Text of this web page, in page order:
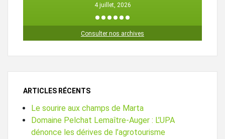
4 juillet, 2026
1 2 3 4 5
Consulter nos archives
ARTICLES RÉCENTS
Le sourire aux champs de Marta
Domaine Pelchat Lemaître-Auger : L’UPA
dénonce les dérives de l’agrotourisme